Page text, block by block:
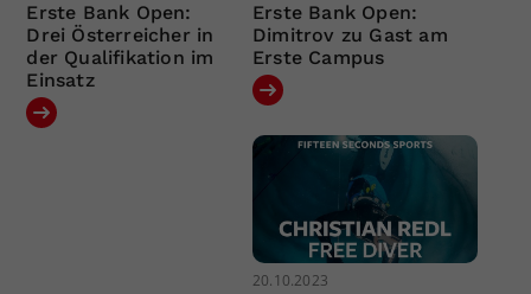
Erste Bank Open:
Drei Österreicher in
der Qualifikation im
Einsatz
Erste Bank Open:
Dimitrov zu Gast am
Erste Campus
20.10.2023